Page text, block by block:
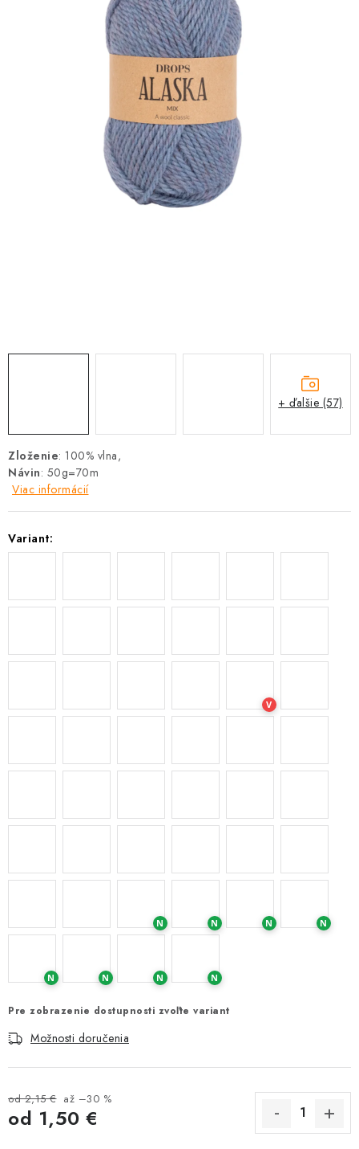
Zloženie: 100% vlna,
Návin: 50g=70m
Viac informácií
Variant:
V
N N N N
N N N N
Pre zobrazenie dostupnosti zvoľte variant
Možnosti doručenia
od 2,15 € až –30 %
od 1,50 €
+ ďalšie (57)